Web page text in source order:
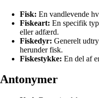
Fisk: En vandlevende
Fiskeart: En specifik
eller adfærd.
Fiskedyr: Generelt
herunder fisk.
Fiskestykke: En del af
Antonymer